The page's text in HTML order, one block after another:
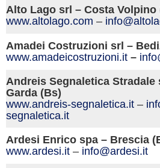
Alto Lago srl – Costa Volpino
www.altolago.com –
Amadei Costruzioni srl –
www.amadeicostruzioni.it –
Andreis Segnaletica Stradale
Garda (Bs)
www.andreis-segnaletica.it –
segnaletica.it
Ardesi Enrico spa – Brescia
www.ardesi.it – info@ardesi.it